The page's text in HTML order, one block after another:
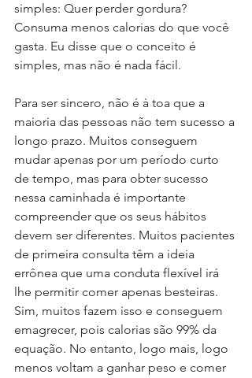
simples: Quer perder gordura?
Consuma menos calorias do que você
gasta. Eu disse que o conceito é
simples, mas não é nada fácil.
Para ser sincero, não é à toa que a
maioria das pessoas não tem sucesso a
longo prazo. Muitos conseguem
mudar apenas por um período curto
de tempo, mas para obter sucesso
nessa caminhada é importante
compreender que os seus hábitos
devem ser diferentes. Muitos pacientes
de primeira consulta têm a ideia
errônea que uma conduta flexível irá
lhe permitir comer apenas besteiras.
Sim, muitos fazem isso e conseguem
emagrecer, pois calorias são 99% da
equação. No entanto, logo mais, logo
menos voltam a ganhar peso e comer